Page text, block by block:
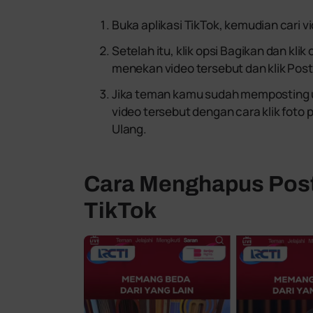
Buka aplikasi TikTok, kemudian cari
Setelah itu, klik opsi Bagikan dan
menekan video tersebut dan klik
Jika teman kamu sudah
video tersebut dengan cara klik foto
Ulang.
Cara Menghapus
TikTok